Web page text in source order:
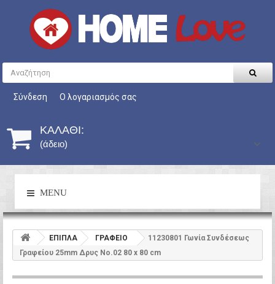
Σύνδεση Ο λογαριασμός σας
ΚΑΛΆΘΙ:
(άδειο)
MENU
ΕΠΙΠΛΑ ΓΡΑΦΕΙΟ
11230801 Γωνία Συνδέσεως
Γραφείου 25mm Δρυς Νο.02 80 x 80 cm